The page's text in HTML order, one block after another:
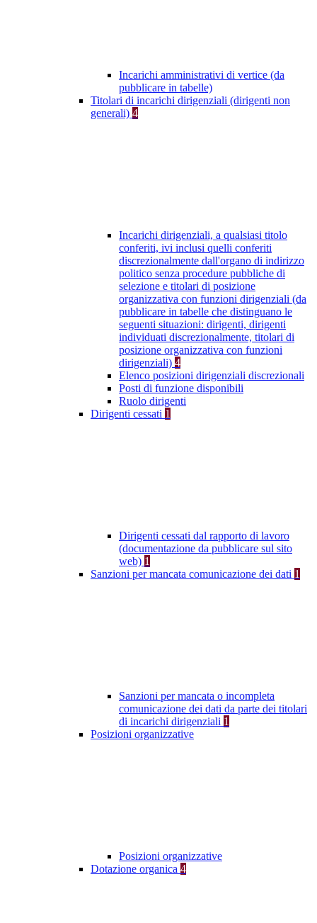
Incarichi amministrativi di vertice (da
pubblicare in tabelle)
Titolari di incarichi dirigenziali (dirigenti non
generali) 4
Incarichi dirigenziali, a qualsiasi titolo
conferiti, ivi inclusi quelli conferiti
discrezionalmente dall'organo di indirizzo
politico senza procedure pubbliche di
selezione e titolari di posizione
organizzativa con funzioni dirigenziali (da
pubblicare in tabelle che distinguano le
seguenti situazioni: dirigenti, dirigenti
individuati discrezionalmente, titolari di
posizione organizzativa con funzioni
dirigenziali) 4
Elenco posizioni dirigenziali discrezionali
Posti di funzione disponibili
Ruolo dirigenti
Dirigenti cessati 1
Dirigenti cessati dal rapporto di lavoro
(documentazione da pubblicare sul sito
web) 1
Sanzioni per mancata comunicazione dei dati 1
Sanzioni per mancata o incompleta
comunicazione dei dati da parte dei titolari
di incarichi dirigenziali 1
Posizioni organizzative
Posizioni organizzative
Dotazione organica 4